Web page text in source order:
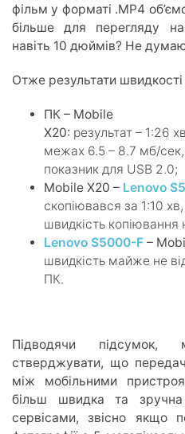
фільм у форматі .MP4
більше для перегляду
навіть 10 дюймів? Не
Отже результати
ПК – Mobile
X20: результат – 1:26
межах 6.5 – 8.7 мб/
показник для USB 2.0;
Mobile X20 – Lenovo
скопіювався за 1:10
швидкість копіювання
Lenovo S5000-F –
швидкість майже не
ПК.
Підводячи
стверджувати, що
між мобільними
більш швидка та
сервісами, звісно якщо